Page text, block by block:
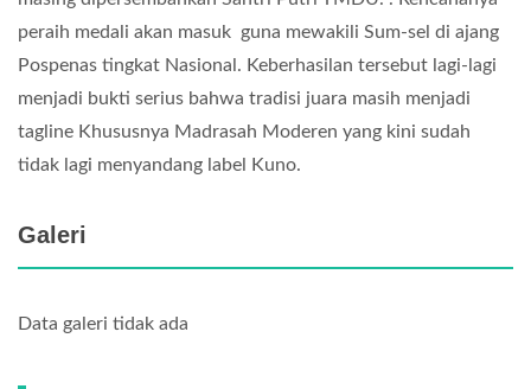
peraih medali akan masuk guna mewakili Sum-sel di ajang
Pospenas tingkat Nasional. Keberhasilan tersebut lagi-lagi
menjadi bukti serius bahwa tradisi juara masih menjadi
tagline Khususnya Madrasah Moderen yang kini sudah
tidak lagi menyandang label Kuno.
Galeri
Data galeri tidak ada